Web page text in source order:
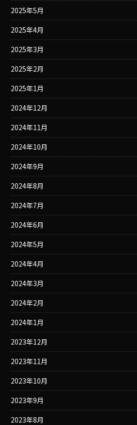
2025年5月
2025年4月
2025年3月
2025年2月
2025年1月
2024年12月
2024年11月
2024年10月
2024年9月
2024年8月
2024年7月
2024年6月
2024年5月
2024年4月
2024年3月
2024年2月
2024年1月
2023年12月
2023年11月
2023年10月
2023年9月
2023年8月